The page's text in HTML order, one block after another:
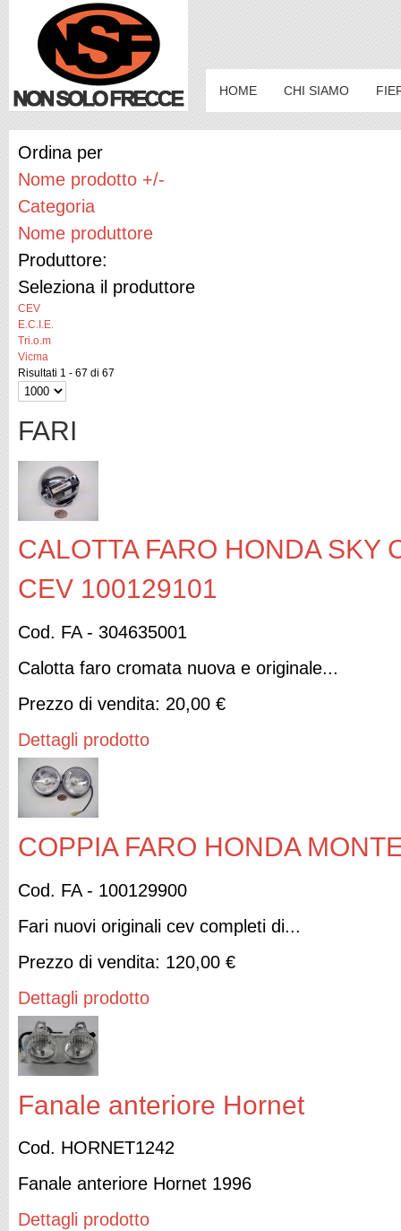
HOME CHI SIAMO
Ordina per
Nome prodotto +/-
Categoria
Nome produttore
Produttore:
Seleziona il produttore
CEV
E.C.I.E.
Tri.o.m
Vicma
Risultati 1 - 67 di 67
FARI
CALOTTA FARO HONDA SKY
CEV 100129101
Cod. FA - 304635001
Calotta faro cromata nuova e originale...
Prezzo di vendita: 20,00 €
Dettagli prodotto
COPPIA FARO HONDA
Cod. FA - 100129900
Fari nuovi originali cev completi di...
Prezzo di vendita: 120,00 €
Dettagli prodotto
Fanale anteriore Hornet
Cod. HORNET1242
Fanale anteriore Hornet 1996
Dettagli prodotto